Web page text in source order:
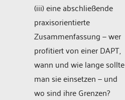
(iii) eine abschließende
praxisorientierte
Zusammenfassung — wer
profitiert von einer DAPT,
wann und wie lange sollte
man sie einsetzen — und
wo sind ihre Grenzen?